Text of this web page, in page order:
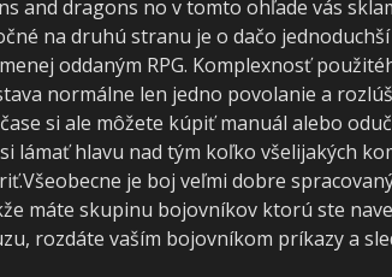
and dragons no v tomto ohľade vás
na druhú stranu je o dačo
oddaným RPG. Komplexnosť
normálne len jedno povolanie a
si ale môžete kúpiť manuál alebo
lámať hlavu nad tým koľko všelijakých
je boj veľmi dobre
máte skupinu bojovníkov ktorú ste
rozdáte vaším bojovníkom príkazy a